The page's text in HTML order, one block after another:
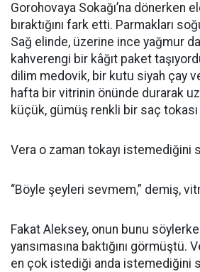
Gorohovaya Sokağı’na dönerken
bıraktığını fark etti. Parmakları
Sağ elinde, üzerine ince yağmur
kahverengi bir kâğıt paket
dilim medovik, bir kutu siyah çay
hafta bir vitrinin önünde durarak
küçük, gümüş renkli bir saç tokası
Vera o zaman tokayı istemediğini
“Böyle şeyleri sevmem,” demiş,
Fakat Aleksey, onun bunu
yansımasına baktığını görmüştü.
en çok istediği anda istemediğini